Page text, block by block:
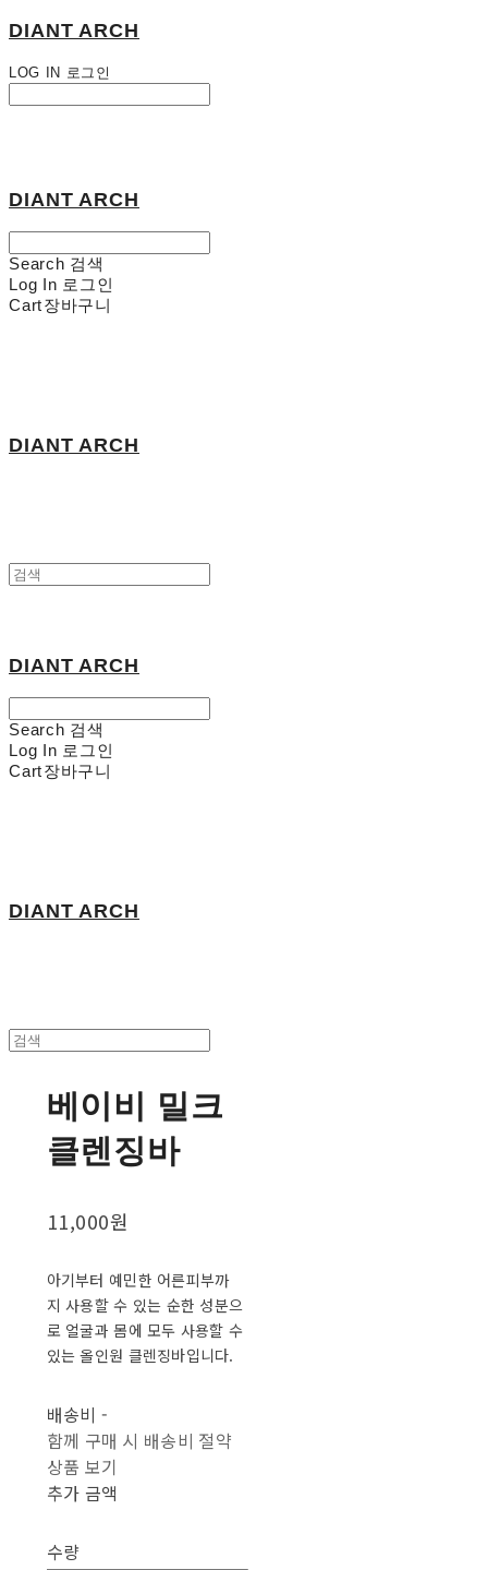
DIANT ARCH
LOG IN 로그인
DIANT ARCH
Search 검색
Log In 로그인
Cart장바구니
DIANT ARCH
DIANT ARCH
Search 검색
Log In 로그인
Cart장바구니
DIANT ARCH
베이비 밀크
클렌징바
11,000원
아기부터 예민한 어른피부까
지 사용할 수 있는 순한 성분으
로 얼굴과 몸에 모두 사용할 수
있는 올인원 클렌징바입니다.
배송비 -
함께 구매 시 배송비 절약
상품 보기
추가 금액
수량